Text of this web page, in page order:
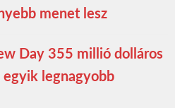
menet lesz
Day 355 millió dolláros
legnagyobb